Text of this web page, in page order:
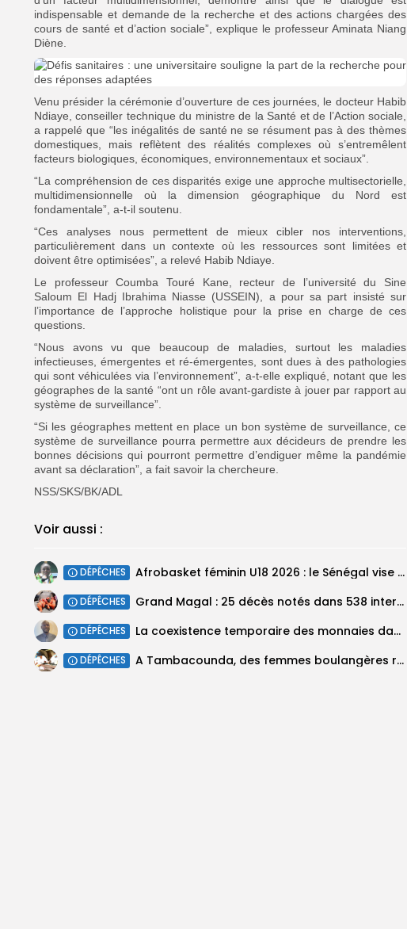
indispensable et demande de la recherche et des actions chargées des
cours de santé et d’action sociale”, explique le professeur Aminata Niang
Diène.
Venu présider la cérémonie d’ouverture de ces journées, le docteur Habib
Ndiaye, conseiller technique du ministre de la Santé et de l’Action sociale,
a rappelé que “les inégalités de santé ne se résument pas à des thèmes
domestiques, mais reflètent des réalités complexes où s’entremêlent
facteurs biologiques, économiques, environnementaux et sociaux”.
“La compréhension de ces disparités exige une approche multisectorielle,
multidimensionnelle où la dimension géographique du Nord est
fondamentale”, a-t-il soutenu.
“Ces analyses nous permettent de mieux cibler nos interventions,
particulièrement dans un contexte où les ressources sont limitées et
doivent être optimisées”, a relevé Habib Ndiaye.
Le professeur Coumba Touré Kane, recteur de l’université du Sine
Saloum El Hadj Ibrahima Niasse (USSEIN), a pour sa part insisté sur
l’importance de l’approche holistique pour la prise en charge de ces
questions.
“Nous avons vu que beaucoup de maladies, surtout les maladies
infectieuses, émergentes et ré-émergentes, sont dues à des pathologies
qui sont véhiculées via l’environnement”, a-t-elle expliqué, notant que les
géographes de la santé “ont un rôle avant-gardiste à jouer par rapport au
système de surveillance”.
“Si les géographes mettent en place un bon système de surveillance, ce
système de surveillance pourra permettre aux décideurs de prendre les
bonnes décisions qui pourront permettre d’endiguer même la pandémie
avant sa déclaration”, a fait savoir la chercheure.
NSS/SKS/BK/ADL
Voir aussi :
DÉPÊCHES Afrobasket féminin U18 2026 : le Sénégal vise un succès d’entrée contre...
DÉPÊCHES Grand Magal : 25 décès notés dans 538 interventions menées par la...
DÉPÊCHES La coexistence temporaire des monnaies dans la zone eco n’empêchera pas le...
DÉPÊCHES A Tambacounda, des femmes boulangères réinventent la fabrication du pain ”tapalapa”